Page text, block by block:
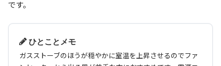
です。
ひとことメモ
ガスストーブのほうが穏やかに室温を上昇させるのでファ